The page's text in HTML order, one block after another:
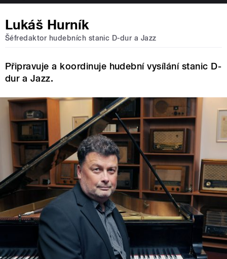
Lukáš Hurník
Šéfredaktor hudebních stanic D-dur a Jazz
Připravuje a koordinuje hudební vysílání stanic D-
dur a Jazz.